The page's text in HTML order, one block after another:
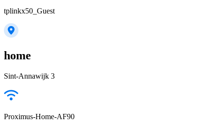
tplinkx50_Guest
home
Sint-Annawijk 3
Proximus-Home-AF90